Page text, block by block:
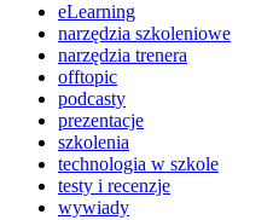
eLearning
narzędzia szkoleniowe
narzędzia trenera
offtopic
podcasty
prezentacje
szkolenia
technologia w szkole
testy i recenzje
wywiady